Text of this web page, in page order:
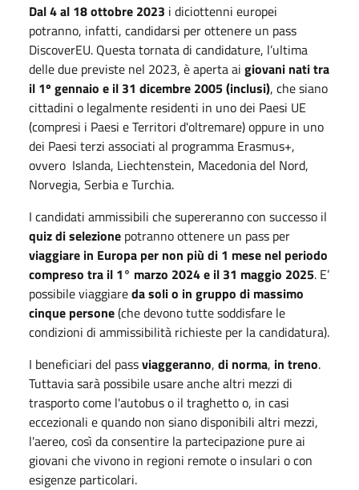
Dal 4 al 18 ottobre 2023 i diciottenni europei
potranno, infatti, candidarsi per ottenere un pass
DiscoverEU. Questa tornata di candidature, l’ultima
delle due previste nel 2023, è aperta ai giovani nati tra
il 1º gennaio e il 31 dicembre 2005 (inclusi), che siano
cittadini o legalmente residenti in uno dei Paesi UE
(compresi i Paesi e Territori d'oltremare) oppure in uno
dei Paesi terzi associati al programma Erasmus+,
ovvero Islanda, Liechtenstein, Macedonia del Nord,
Norvegia, Serbia e Turchia.
I candidati ammissibili che supereranno con successo il
quiz di selezione potranno ottenere un pass per
viaggiare in Europa per non più di 1 mese nel periodo
compreso tra il 1° marzo 2024 e il 31 maggio 2025. E’
possibile viaggiareda soli o in gruppo di massimo
cinque persone(che devono tutte soddisfare le
condizioni di ammissibilità richieste per la candidatura).
I beneficiari del passviaggeranno, di norma, in treno.
Tuttavia sarà possibile usare anche altri mezzi di
trasporto come l'autobus o il traghetto o, in casi
eccezionali e quando non siano disponibili altri mezzi,
l'aereo, così da consentire la partecipazione pure ai
giovani che vivono in regioni remote o insulari o con
esigenze particolari.